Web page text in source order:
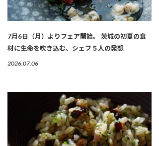
7月6日（月）よりフェア開始。 茨城の初夏の食
材に生命を吹き込む、シェフ５人の発想
2026.07.06